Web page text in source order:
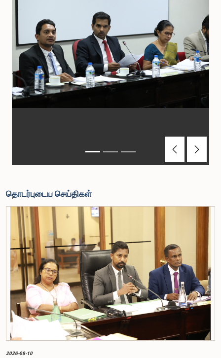
PreviousNext
தொடர்புடைய செய்திகள்
2026-08-10